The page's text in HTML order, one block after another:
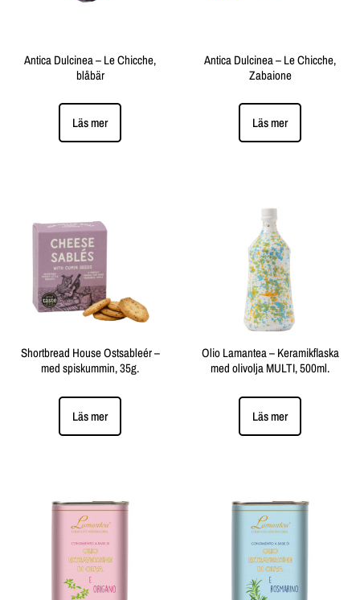
Antica Dulcinea – Le Chicche,
blåbär
Läs mer
Antica Dulcinea – Le Chicche,
Zabaione
Läs mer
Shortbread House Ostsableér –
med spiskummin, 35g.
Läs mer
Olio Lamantea – Keramikflaska
med olivolja MULTI, 500ml.
Läs mer